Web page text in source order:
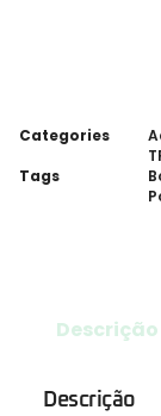
Categories
Tags
Descrição
Descrição